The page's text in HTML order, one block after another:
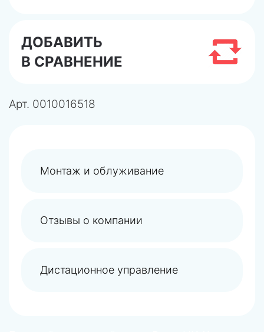
ДОБАВИТЬ
В СРАВНЕНИЕ
Арт. 0010016518
Монтаж и облуживание
Отзывы о компании
Дистационное управление